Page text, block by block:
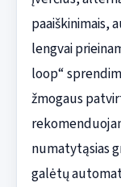
paaiškinimais,
lengvai
loop“
žmogaus
numatytąsias
galėtų